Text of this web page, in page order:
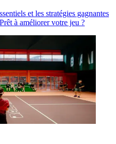
et les stratégies gagnantes
à améliorer votre jeu ?